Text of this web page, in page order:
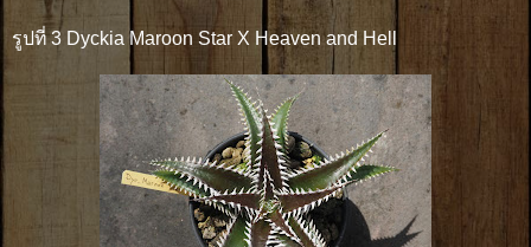
รูปที่ 3 Dyckia Maroon Star X Heaven and Hell